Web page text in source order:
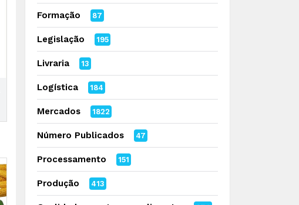
Formação 87
Legislação 195
Livraria 13
Logística 184
Mercados 1822
Número Publicados 47
Processamento 151
Produção 413